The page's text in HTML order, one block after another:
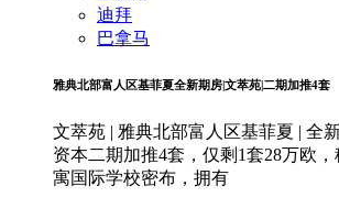
迪拜
巴拿马
雅典北部富人区基菲夏全新期房|文萃苑|二期加推4套
文萃苑 | 雅典北部富人区基菲夏 | 全
资本二期加推4套，仅剩1套28万欧
寓国际学校密布，拥有